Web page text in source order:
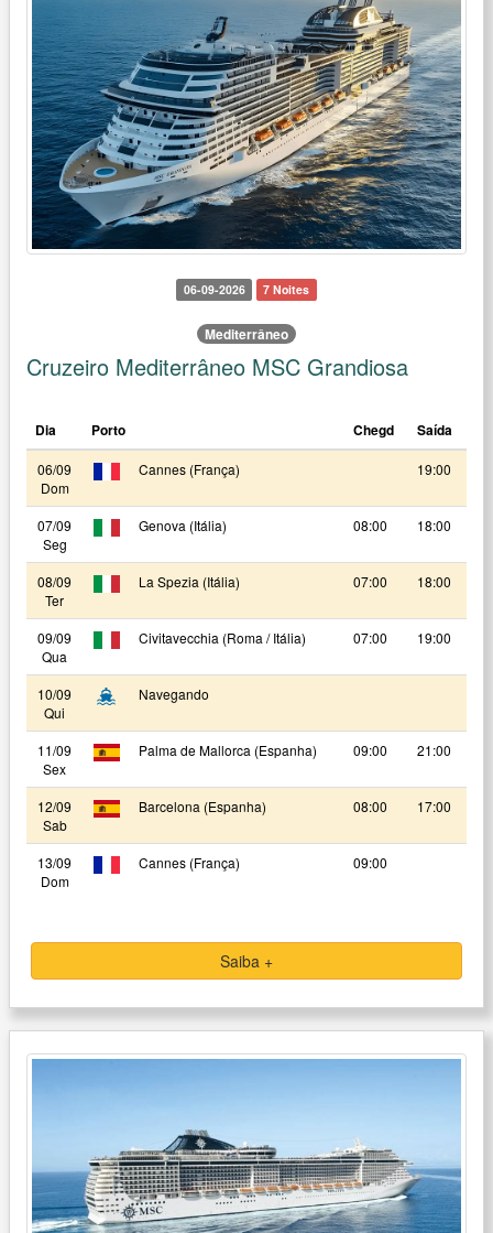
06-09-2026 7 Noites
Mediterrâneo
Cruzeiro Mediterrâneo MSC Grandiosa
Dia Porto Chegd Saída
06/09
Dom
Cannes (França) 19:00
07/09
Seg
Genova (Itália) 08:00 18:00
08/09
Ter
La Spezia (Itália) 07:00 18:00
09/09
Qua
Civitavecchia (Roma / Itália) 07:00 19:00
10/09
Qui
Navegando
11/09
Sex
Palma de Mallorca (Espanha) 09:00 21:00
12/09
Sab
Barcelona (Espanha) 08:00 17:00
13/09
Dom
Cannes (França) 09:00
Saiba +